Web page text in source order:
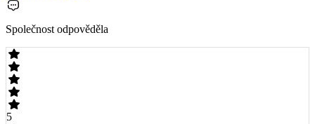
Společnost odpověděla
5